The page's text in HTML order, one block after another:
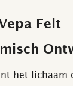
Felt
het